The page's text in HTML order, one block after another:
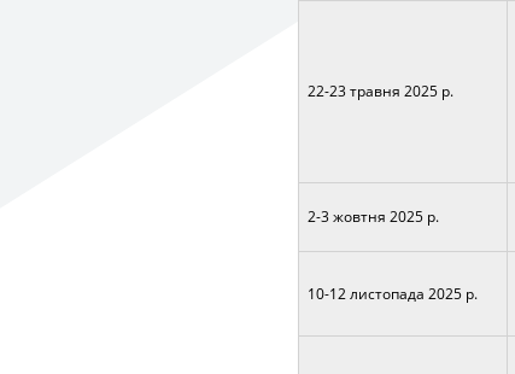
22-23 травня 2025 р.
2-3 жовтня 2025 р.
10-12 листопада 2025 р.